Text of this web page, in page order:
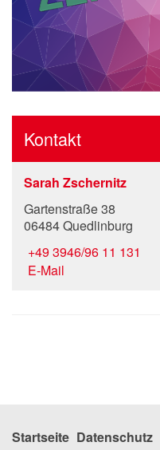
Kontakt
Sarah Zschernitz
Gartenstraße 38
06484 Quedlinburg
+49 3946/96 11 131
E-Mail
Startseite Datenschutz